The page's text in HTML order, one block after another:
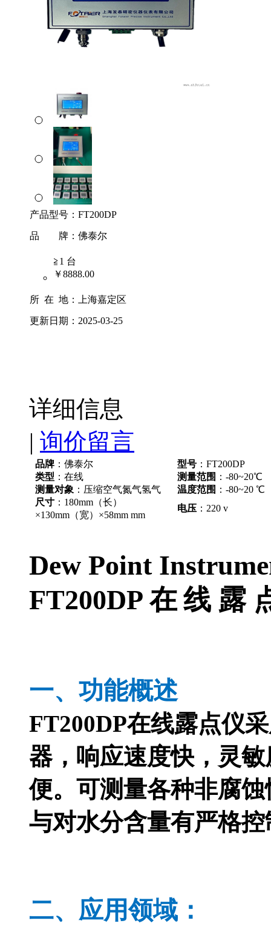
产品型号： FT200DP
品 牌： 佛泰尔
≧1 台
￥8888.00
所 在 地： 上海嘉定区
更新日期： 2025-03-25
详细信息
| 询价留言
品牌 ：佛泰尔 型号 ：FT200DP
类型 ：在线 测量范围 ：-80~20℃
测量对象 ：压缩空气氮气氢气 温度范围 ：-80~20 ℃
尺寸 ：180mm（长）
×130mm（宽）×58mm mm
电压 ：220 v
Dew Point
FT200DP 在线 露
一、 功能概述
FT200DP在线露点仪
器，响应速度快，灵
便。可测量各种非腐蚀
与对水分含量有严格
二、应用领域：